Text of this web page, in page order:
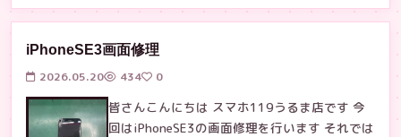
iPhoneSE3画面修理
2026.05.20
434 0
皆さんこんにちは スマホ119うるま店です 今
回はiPhoneSE3の画面修理を行います それでは